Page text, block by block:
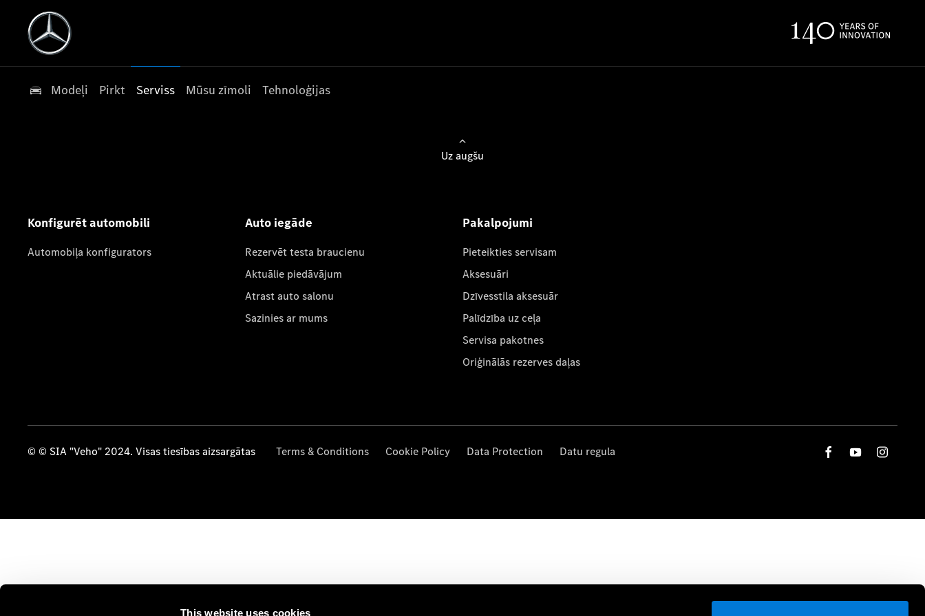
This website uses cookies
Modeļi Pirkt Serviss Mūsu zīmoli Tehnoloģijas
Uz augšu
Konfigurēt automobili
Automobiļa konfigurators
Auto iegāde
Rezervēt testa braucienu
Aktuālie piedāvājum
Atrast auto salonu
Sazinies ar mums
Pakalpojumi
Pieteikties servisam
Aksesuāri
Dzīvesstila aksesuār
Palīdzība uz ceļa
Servisa pakotnes
Oriģinālās rezerves daļas
© © SIA "Veho" 2024. Visas tiesības aizsargātas Terms & Conditions Cookie Policy Data Protection Datu regula